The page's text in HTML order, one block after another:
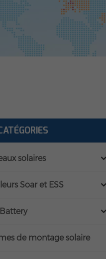
solaires
Soar et ESS
de montage solaire